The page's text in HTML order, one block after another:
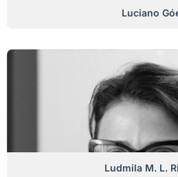
Luciano
Ludmila M. L.